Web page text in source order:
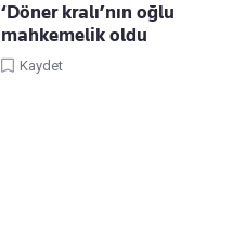
‘Döner kralı’nın oğlu
mahkemelik oldu
Kaydet